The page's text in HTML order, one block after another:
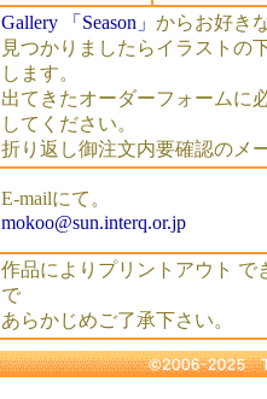
Gallery 「Season」 からお好き
見つかりましたらイラストの
します。
出てきたオーダーフォームに
してください。
折り返し御注文内要確認のメ
E-mailにて。
mokoo@sun.interq.or.jp
作品によりプリントアウト で
で
あらかじめご了承下さい。